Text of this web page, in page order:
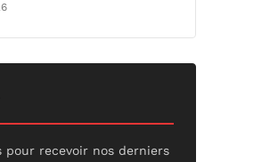
pour recevoir nos derniers